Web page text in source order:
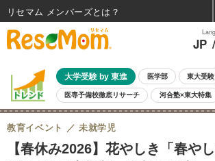
JP /
大学受験 by 東進 医学部 東大受験
医専予備校徹底リサーチ 河合塾×東大特集
親子で考える大学選び 高校受験 中学受験 小学
共通テスト 夏休み 8月開催学校説明会・相談会
8月開催イベント・WS 全国公立高校 過去問 人気記事
【春休み2026】花やしき「春や
教育イベント 未就学児
リセマム メンバーズ